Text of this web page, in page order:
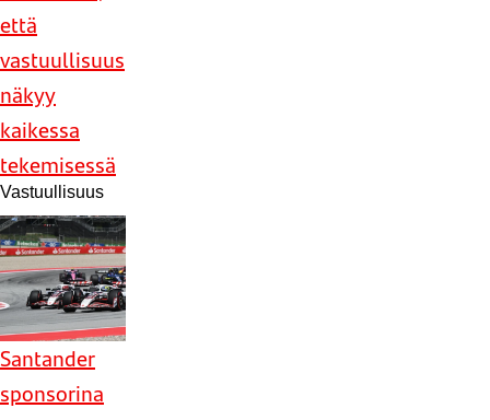
että
vastuullisuus
näkyy
kaikessa
tekemisessä
Vastuullisuus
Santander
sponsorina